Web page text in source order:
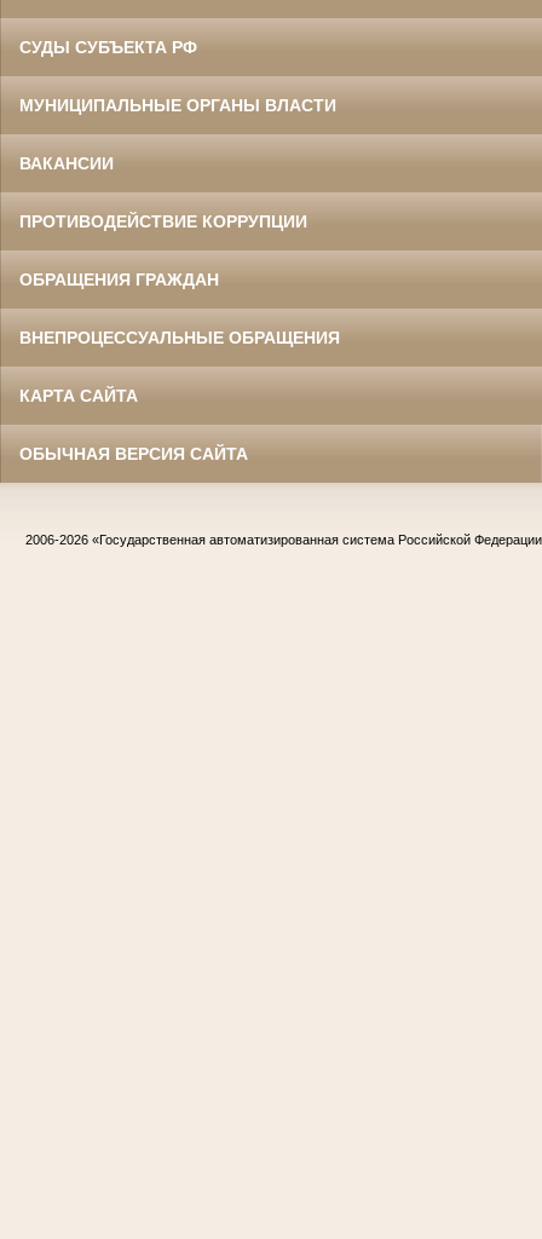
СУДЫ СУБЪЕКТА РФ
МУНИЦИПАЛЬНЫЕ ОРГАНЫ ВЛАСТИ
ВАКАНСИИ
ПРОТИВОДЕЙСТВИЕ КОРРУПЦИИ
ОБРАЩЕНИЯ ГРАЖДАН
ВНЕПРОЦЕССУАЛЬНЫЕ ОБРАЩЕНИЯ
КАРТА САЙТА
ОБЫЧНАЯ ВЕРСИЯ САЙТА
2006-2026 «Государственная автоматизированная система Российской